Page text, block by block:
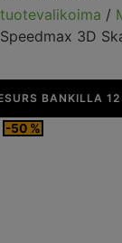
tuotevalikoima /
Speedmax 3D
BANKILLA 12 KK
-50 %